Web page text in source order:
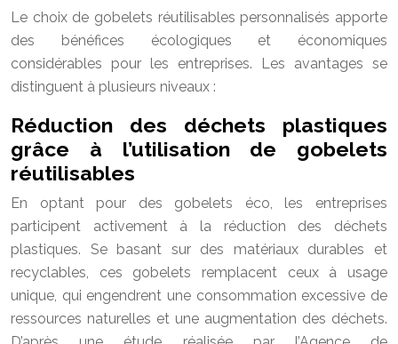
Le choix de gobelets réutilisables personnalisés apporte
des bénéfices écologiques et économiques
considérables pour les entreprises. Les avantages se
distinguent à plusieurs niveaux :
Réduction des déchets plastiques
grâce à l’utilisation de gobelets
réutilisables
En optant pour des gobelets éco, les entreprises
participent activement à la réduction des déchets
plastiques. Se basant sur des matériaux durables et
recyclables, ces gobelets remplacent ceux à usage
unique, qui engendrent une consommation excessive de
ressources naturelles et une augmentation des déchets.